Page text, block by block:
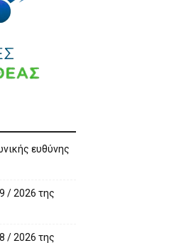
ευθύνης
/ 2026 της
/ 2026 της